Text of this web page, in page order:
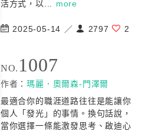
活方式，以... more
2025-05-14 ／ 2797 2
NO. 1007
作者：瑪麗．奧爾森-門澤爾
最適合你的職涯道路往往是能讓你
個人「發光」的事情。換句話說，
當你選擇一條能激發思考、啟迪心